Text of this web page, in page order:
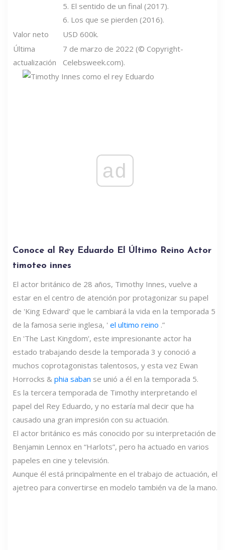
5. El sentido de un final (2017).
6. Los que se pierden (2016).
Valor neto
USD 600k.
Última
actualización
7 de marzo de 2022 (© Copyright-
Celebsweek.com).
ad
Conoce al Rey Eduardo El Último Reino Actor
timoteo innes
El actor británico de 28 años, Timothy Innes, vuelve a
estar en el centro de atención por protagonizar su papel
de 'King Edward' que le cambiará la vida en la temporada 5
de la famosa serie inglesa, ' el ultimo reino .”
En 'The Last Kingdom', este impresionante actor ha
estado trabajando desde la temporada 3 y conoció a
muchos coprotagonistas talentosos, y esta vez Ewan
Horrocks & phia saban se unió a él en la temporada 5.
Es la tercera temporada de Timothy interpretando el
papel del Rey Eduardo, y no estaría mal decir que ha
causado una gran impresión con su actuación.
El actor británico es más conocido por su interpretación de
Benjamin Lennox en “Harlots”, pero ha actuado en varios
papeles en cine y televisión.
Aunque él está principalmente en el trabajo de actuación, el
ajetreo para convertirse en modelo también va de la mano.